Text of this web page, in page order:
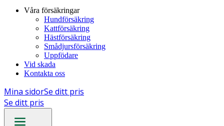
Våra försäkringar
Hundförsäkring
Kattförsäkring
Hästförsäkring
Smådjursförsäkring
Uppfödare
Vid skada
Kontakta oss
Mina sidorSe ditt pris
Se ditt pris